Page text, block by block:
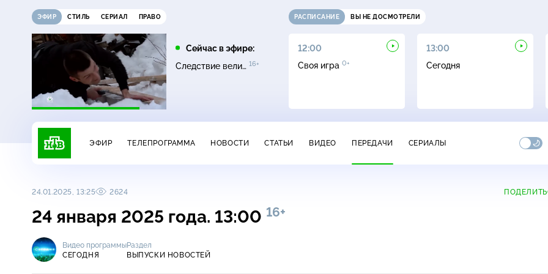
ЭФИР СТИЛЬ СЕРИАЛ ПРАВО
Сейчас в эфире:
Следствие вели… 16+
РАСПИСАНИЕ ВЫ НЕ ДОСМОТРЕЛИ
10:00
НашПотребНадзор16+
11:00
Однажды…16+
12:00
Своя игра 0+
13:00
Сегодня
ЭФИР ТЕЛЕПРОГРАММА НОВОСТИ СТАТЬИ ВИДЕО ПЕРЕДАЧИ СЕРИАЛЫ
24.01.2025, 13:25 2624
24 января 2025 года. 13:00 16+
Видео программы
СЕГОДНЯ
Раздел
ВЫПУСКИ НОВОСТЕЙ